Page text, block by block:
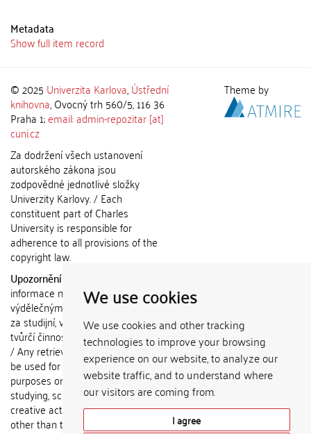
We use cookies
We use cookies and other tracking
technologies to improve your browsing
experience on our website, to analyze our
website traffic, and to understand where
our visitors are coming from.
I agree
Metadata
Show full item record
© 2025 Univerzita Karlova,Ústřední
knihovna, Ovocný trh 560/5, 116 36
Praha 1;email: admin-repozitar [at]
cuni.cz
Za dodržení všech ustanovení
autorského zákona jsou
zodpovědné jednotlivé složky
Univerzity Karlovy. / Each
constituent part of Charles
University is responsible for
adherence to all provisions of the
copyright law.
Upozornění / Notice:
informace nemohou být použity k
výdělečným účelům nebo vydávány
za studijní, vědeckou nebo jinou
tvůrčí činnost jiné osoby než autora.
/ Any retrieved information shall not
be used for any commercial
purposes or claimed as results of
studying, scientific or any other
creative activities of any person
other than the author.
Theme by